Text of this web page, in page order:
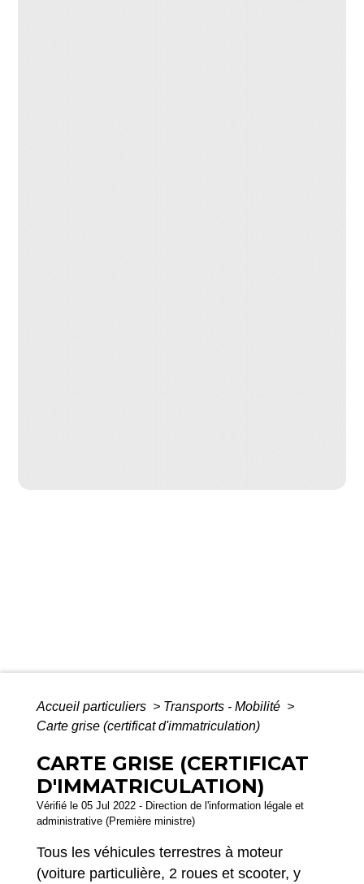
Accueil particuliers > Transports - Mobilité >
Carte grise (certificat d'immatriculation)
CARTE GRISE (CERTIFICAT
D'IMMATRICULATION)
Vérifié le 05 Jul 2022 - Direction de l'information légale et
administrative (Première ministre)
Tous les véhicules terrestres à moteur
(voiture particulière, 2 roues et scooter, y